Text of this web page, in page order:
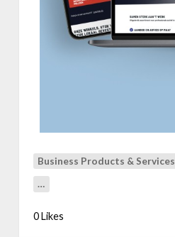
o
r
k
Business Products & Services
…
0 Likes